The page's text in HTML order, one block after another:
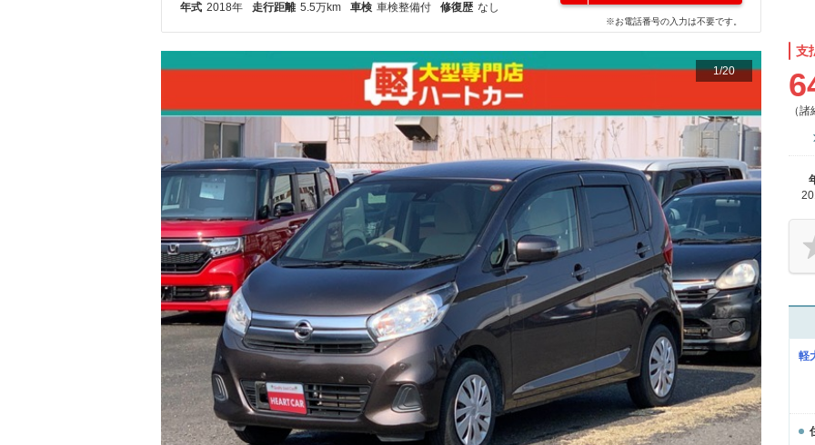
年式 2018年 走行距離 5.5万km 車検 車検整備付 修復歴 なし
※お電話番号の入力は不要です。
1/20
支
（
軽